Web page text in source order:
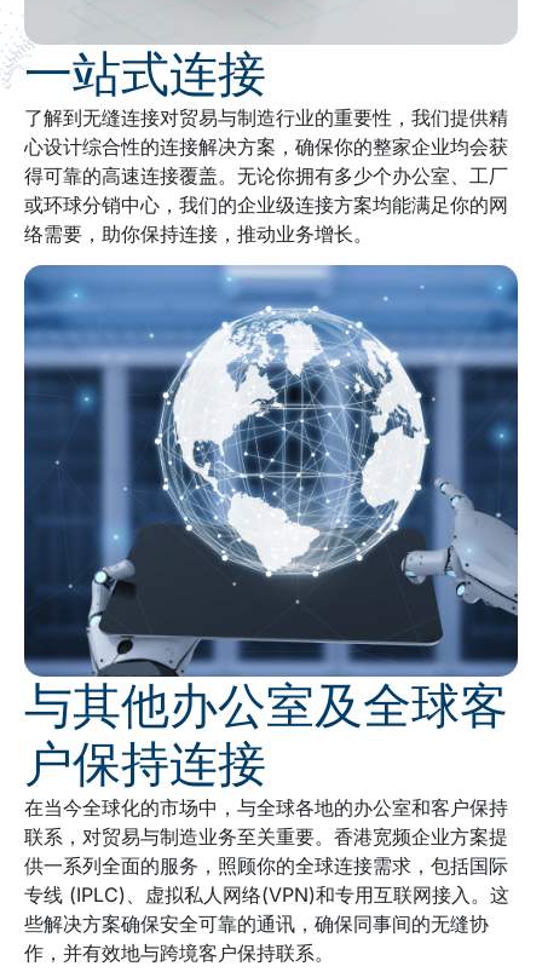
一站式连接
了解到无缝连接对贸易与制造行业的重要性，我们提供精
心设计综合性的连接解决方案，确保你的整家企业均会获
得可靠的高速连接覆盖。无论你拥有多少个办公室、工厂
或环球分销中心，我们的企业级连接方案均能满足你的网
络需要，助你保持连接，推动业务增长。
与其他办公室及全球客
户保持连接
在当今全球化的市场中，与全球各地的办公室和客户保持
联系，对贸易与制造业务至关重要。香港宽频企业方案提
供一系列全面的服务，照顾你的全球连接需求，包括国际
专线 (IPLC)、虚拟私人网络(VPN)和专用互联网接入。这
些解决方案确保安全可靠的通讯，确保同事间的无缝协
作，并有效地与跨境客户保持联系。